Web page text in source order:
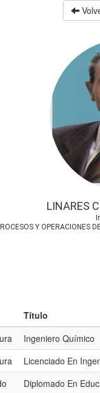
LINARES
Y OPERACIONES
Título
Ingeniero Químico
Licenciado En
Diplomado En